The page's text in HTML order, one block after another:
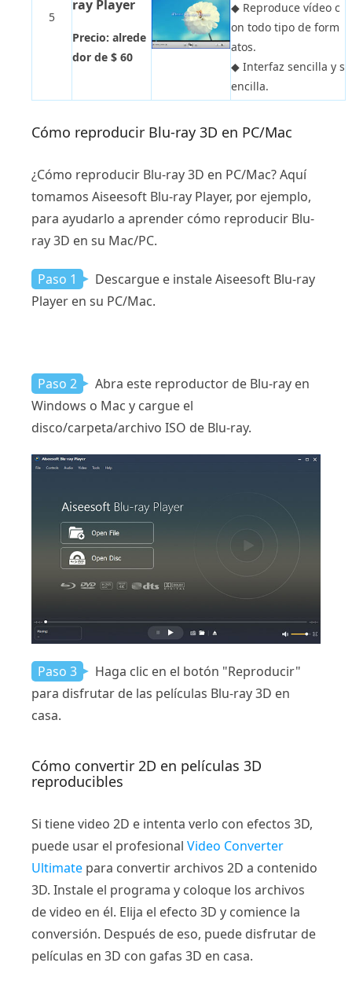
5
ray Player
Precio: alrede
dor de $ 60
◆ Reproduce vídeo c
on todo tipo de form
atos.
◆ Interfaz sencilla y s
encilla.
Cómo reproducir Blu-ray 3D en PC/Mac
¿Cómo reproducir Blu-ray 3D en PC/Mac? Aquí
tomamos Aiseesoft Blu-ray Player, por ejemplo,
para ayudarlo a aprender cómo reproducir Blu-
ray 3D en su Mac/PC.
Paso 1
Descargue e instale Aiseesoft Blu-ray
Player en su PC/Mac.
Paso 2
Abra este reproductor de Blu-ray en
Windows o Mac y cargue el
disco/carpeta/archivo ISO de Blu-ray.
Paso 3
Haga clic en el botón "Reproducir"
para disfrutar de las películas Blu-ray 3D en
casa.
Cómo convertir 2D en películas 3D
reproducibles
Si tiene video 2D e intenta verlo con efectos 3D,
puede usar el profesional Video Converter
Ultimate para convertir archivos 2D a contenido
3D. Instale el programa y coloque los archivos
de video en él. Elija el efecto 3D y comience la
conversión. Después de eso, puede disfrutar de
películas en 3D con gafas 3D en casa.